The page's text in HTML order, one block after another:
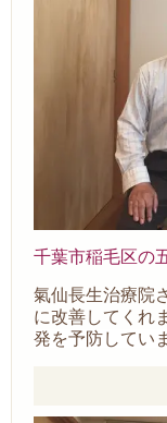
千葉市稲毛区の
氣仙長生治療院
に改善してくれ
発を予防してい